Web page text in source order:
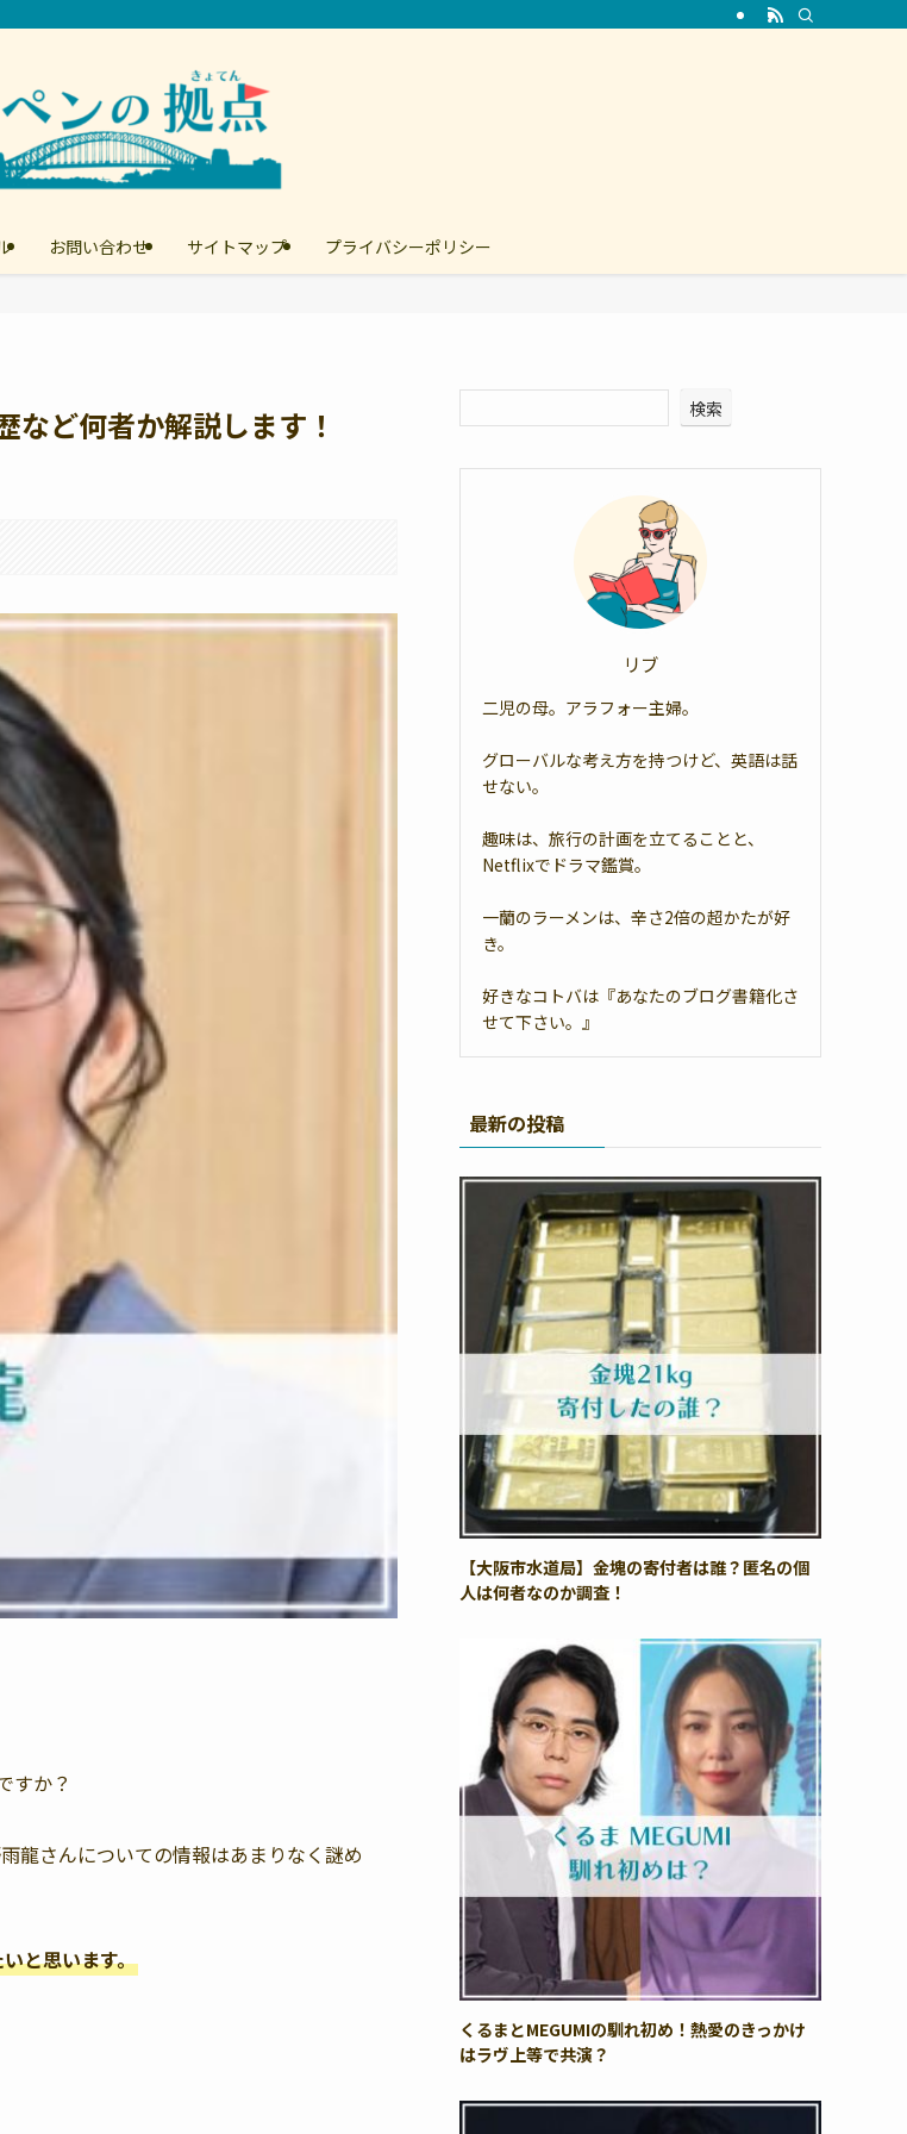
お問い合わせ サイトマップ プライバシーポリシー
ど何者か解説します！
すか？
龍さんについての情報はあまりなく謎め
と思います。
検索
リブ
二児の母。アラフォー主婦。
グローバルな考え方を持つけど、英語は話
せない。
趣味は、旅行の計画を立てることと、
Netflixでドラマ鑑賞。
一蘭のラーメンは、辛さ2倍の超かたが好
き。
好きなコトバは『あなたのブログ書籍化さ
せて下さい。』
最新の投稿
【大阪市水道局】金塊の寄付者は誰？匿名の個
人は何者なのか調査！
くるまとMEGUMIの馴れ初め！熱愛のきっかけ
はラヴ上等で共演？